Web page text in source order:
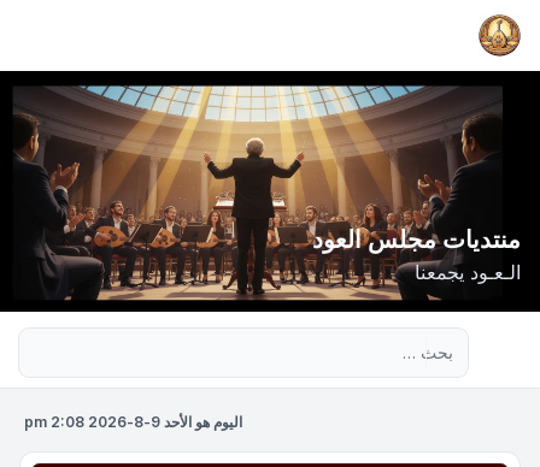
منتديات مجلس العود
الـعـود يجمعنا
اليوم هو الأحد 9-8-2026 2:08 pm